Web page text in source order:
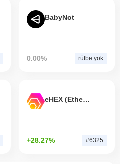
BabyNot
0.00% rütbe yok
eHEX (Ethereum)
+28.27% #6325